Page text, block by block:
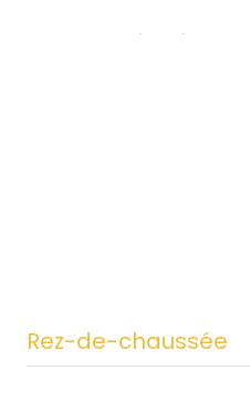
cuisine séparée
Rez-de-chaussée